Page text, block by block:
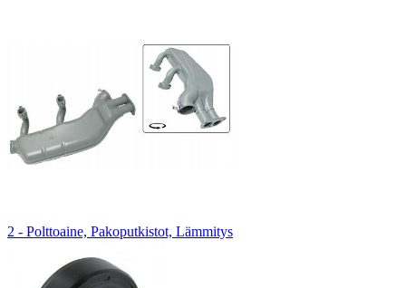
2 - Polttoaine, Pakoputkistot, Lämmitys